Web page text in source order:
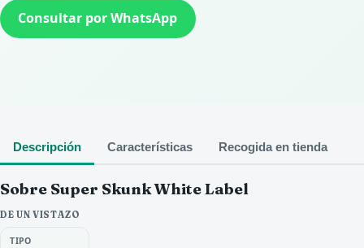
Consultar por WhatsApp
Descripción Características Recogida en tienda
Sobre Super Skunk White Label
DE UN VISTAZO
TIPO